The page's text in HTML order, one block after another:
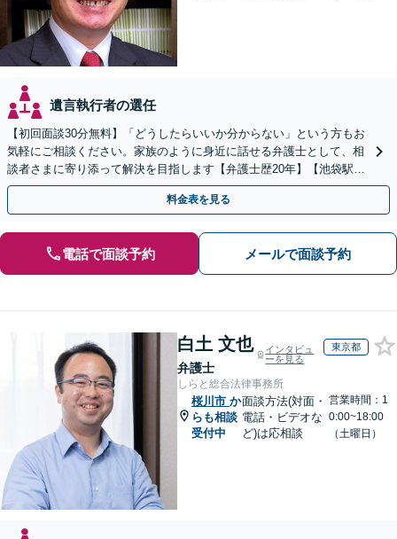
遺言執行者の選任
【初回面談30分無料】「どうしたらいいか分からない」という方もお
気軽にご相談ください。家族のように身近に話せる弁護士として、相
談者さまに寄り添って解決を目指します【弁護士歴20年】【池袋駅5
分】
料金表を見る
電話で面談予約 メールで面談予約
白土 文也
弁護士
インタビュ
ーを見る
東京都
しらと総合法律事務所
桜川市 か
らも相談
受付中
面談方法(対面・
電話・ビデオな
ど)は応相談
営業時間：1
0:00~18:00
（土曜日）